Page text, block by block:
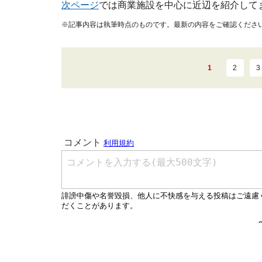
次ページでは商業施設を中心に近辺を紹介して
※記事内容は執筆時点のものです。最新の内容をご確認くださ
1 2 3